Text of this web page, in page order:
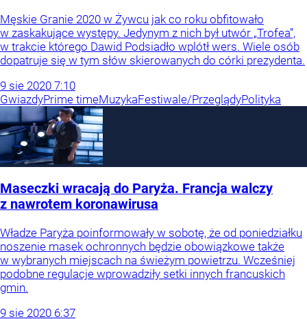
Męskie Granie 2020 w Żywcu jak co roku obfitowało
w zaskakujące występy. Jedynym z nich był utwór „Trofea”,
w trakcie którego Dawid Podsiadło wplótł wers. Wiele osób
dopatruje się w tym słów skierowanych do córki prezydenta.
9 sie 2020 7:10
GwiazdyPrime timeMuzykaFestiwale/PrzeglądyPolityka
Maseczki wracają do Paryża. Francja walczy
z nawrotem koronawirusa
Władze Paryża poinformowały w sobotę, że od poniedziałku
noszenie masek ochronnych będzie obowiązkowe także
w wybranych miejscach na świeżym powietrzu. Wcześniej
podobne regulacje wprowadziły setki innych francuskich
gmin.
9 sie 2020 6:37